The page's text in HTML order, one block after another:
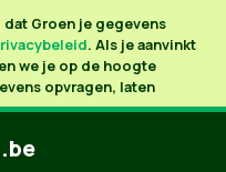
Groen je gegevens
. Als je aanvinkt
we je op de hoogte
opvragen, laten